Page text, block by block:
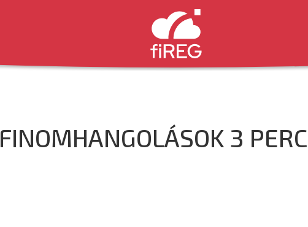
FINOMHANGOLÁSOK 3